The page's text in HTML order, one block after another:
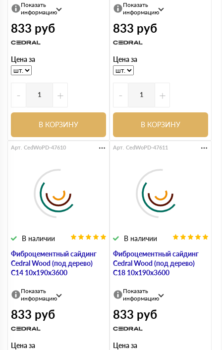
Показать
информацию
833 руб
Цена за
- +
В КОРЗИНУ
Показать
информацию
833 руб
Цена за
- +
В КОРЗИНУ
Фиброцементный сайдинг
Cedral Wood (под дерево)
С14 10х190х3600
В наличии
Арт. CedWoPD-47610
Показать
информацию
833 руб
Цена за
Фиброцементный сайдинг
Cedral Wood (под дерево)
С18 10х190х3600
В наличии
Арт. CedWoPD-47611
Показать
информацию
833 руб
Цена за